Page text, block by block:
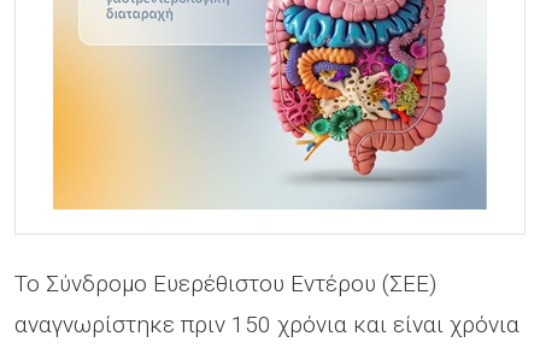
Το Σύνδρομο Ευερέθιστου Εντέρου (ΣΕΕ)
αναγνωρίστηκε πριν 150 χρόνια και είναι χρόνια